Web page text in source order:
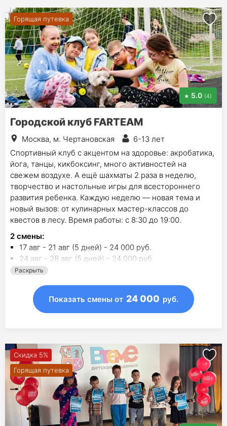
Горящая путевка
5.0 (4)
Городской клуб FARTEAM
Москва, м. Чертановская
6-13 лет
Спортивный клуб с акцентом на здоровье: акробатика,
йога, танцы, кикбоксинг, много активностей на
свежем воздухе. А ещё шахматы 2 раза в неделю,
творчество и настольные игры для всестороннего
развития ребенка. Каждую неделю — новая тема и
новый вызов: от кулинарных мастер-классов до
квестов в лесу. Время работы: с 8:30 до 19:00.
2 смены:
17 авг - 21 авг (5 дней) - 24 000 руб.
24 авг - 28 авг (5 дней) - 24 000 руб.
Раскрыть
Показать смены от 24 000 руб.
Скидка 5%
Горящая путевка